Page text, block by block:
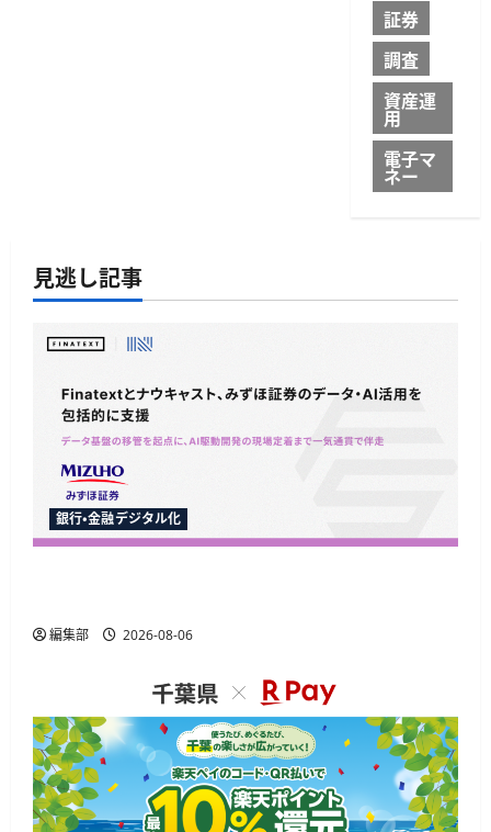
証券
調査
資産運
用
電子マ
ネー
見逃し記事
銀行・金融デジタル化
編集部 2026-08-06